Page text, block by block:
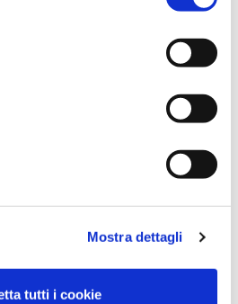
Mostra dettagli
tutti i cookie
da gestire, ma una volta
prendersene cura si può trovare il